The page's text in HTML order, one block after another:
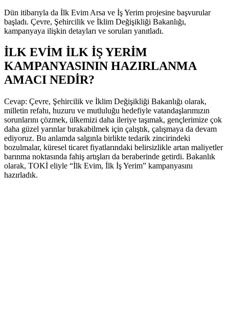
Dün itibarıyla da İlk Evim Arsa ve İş Yerim projesine başvurular
başladı. Çevre, Şehircilik ve İklim Değişikliği Bakanlığı,
kampanyaya ilişkin detayları ve soruları yanıtladı.
İLK EVİM İLK İŞ YERİM
KAMPANYASININ HAZIRLANMA
AMACI NEDİR?
Cevap: Çevre, Şehircilik ve İklim Değişikliği Bakanlığı olarak,
milletin refahı, huzuru ve mutluluğu hedefiyle vatandaşlarımızın
sorunlarını çözmek, ülkemizi daha ileriye taşımak, gençlerimize çok
daha güzel yarınlar bırakabilmek için çalıştık, çalışmaya da devam
ediyoruz. Bu anlamda salgınla birlikte tedarik zincirindeki
bozulmalar, küresel ticaret fiyatlarındaki belirsizlikle artan maliyetler
barınma noktasında fahiş artışları da beraberinde getirdi. Bakanlık
olarak, TOKİ eliyle “İlk Evim, İlk İş Yerim” kampanyasını
hazırladık.